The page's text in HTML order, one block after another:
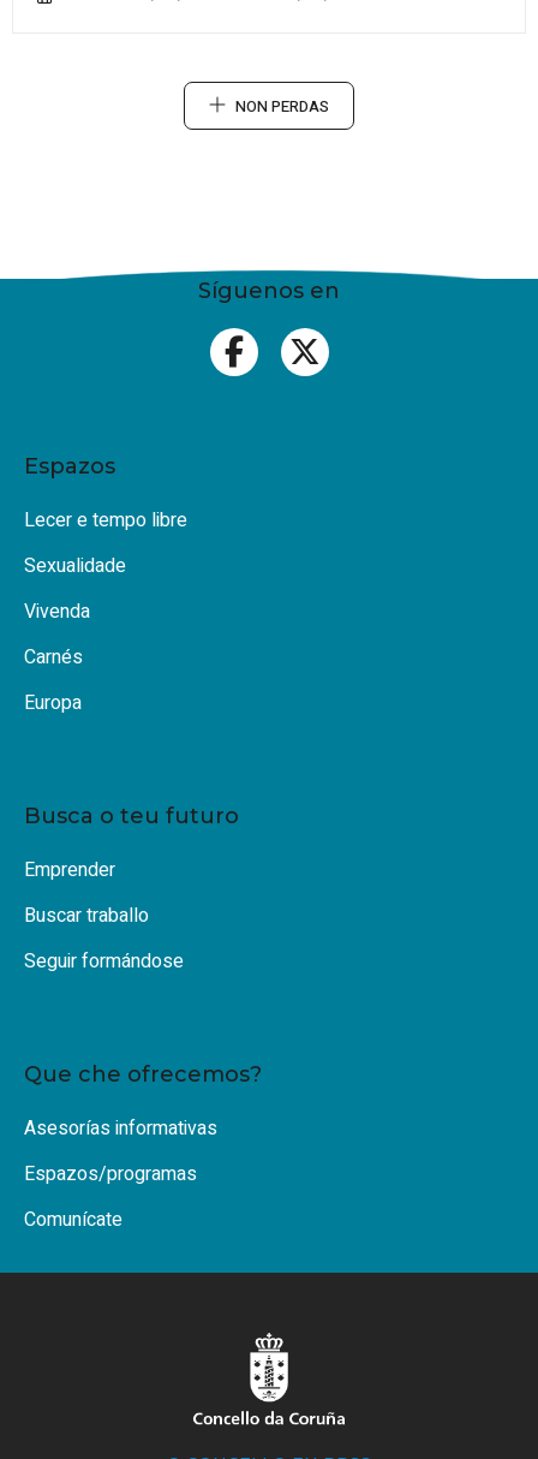
NON PERDAS
Síguenos en
Espazos
Lecer e tempo libre
Sexualidade
Vivenda
Carnés
Europa
Busca o teu futuro
Emprender
Buscar traballo
Seguir formándose
Que che ofrecemos?
Asesorías informativas
Espazos/programas
Comunícate